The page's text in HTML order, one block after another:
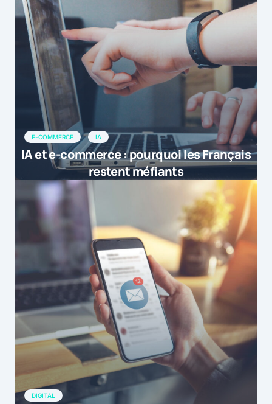
E-COMMERCE IA
IA et e-commerce : pourquoi les Français
restent méfiants
DIGITAL